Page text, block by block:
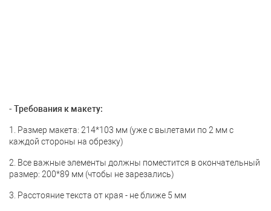
- Требования к макету:
1. Размер макета: 214*103 мм (уже с вылетами по 2 мм с
каждой стороны на обрезку)
2. Все важные элементы должны поместится в окончательный
размер: 200*89 мм (чтобы не зарезались)
3. Расстояние текста от края - не ближе 5 мм